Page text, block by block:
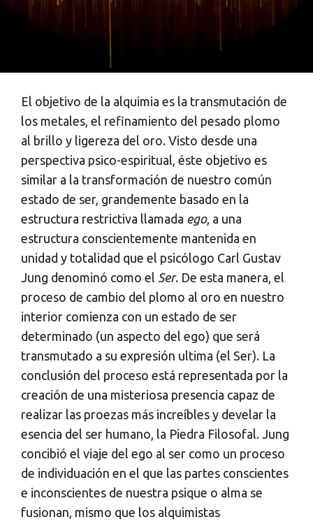
El objetivo de la alquimia es la transmutación de
los metales, el refinamiento del pesado plomo
al brillo y ligereza del oro. Visto desde una
perspectiva psico-espiritual, éste objetivo es
similar a la transformación de nuestro común
estado de ser, grandemente basado en la
estructura restrictiva llamada ego, a una
estructura conscientemente mantenida en
unidad y totalidad que el psicólogo Carl Gustav
Jung denominó como el Ser. De esta manera, el
proceso de cambio del plomo al oro en nuestro
interior comienza con un estado de ser
determinado (un aspecto del ego) que será
transmutado a su expresión ultima (el Ser). La
conclusión del proceso está representada por la
creación de una misteriosa presencia capaz de
realizar las proezas más increíbles y develar la
esencia del ser humano, la Piedra Filosofal. Jung
concibió el viaje del ego al ser como un proceso
de individuación en el que las partes conscientes
e inconscientes de nuestra psique o alma se
fusionan, mismo que los alquimistas